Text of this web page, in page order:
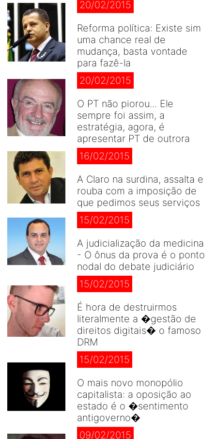
20/02/2015
Reforma política: Existe sim
uma chance real de
mudança, basta vontade
para fazê-la
20/02/2015
O PT não piorou... Ele
sempre foi assim, a
estratégia, agora, é
apresentar PT de outrora
16/02/2015
A Claro na surdina, assalta e
rouba com a imposição de
que pedimos seus serviços
15/02/2015
A judicialização da medicina
- O ônus da prova é o ponto
nodal do debate judiciário
15/02/2015
É hora de destruirmos
literalmente a �gestão de
direitos digitais� o famoso
DRM
15/02/2015
O mais novo monopólio
capitalista: a oposição ao
estado é o �sentimento
antigoverno�
09/02/2015